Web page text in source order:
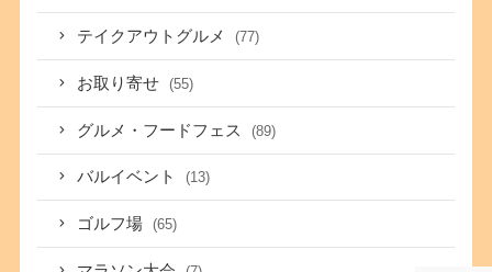
テイクアウトグルメ (77)
お取り寄せ (55)
グルメ・フードフェス (89)
バルイベント (13)
ゴルフ場 (65)